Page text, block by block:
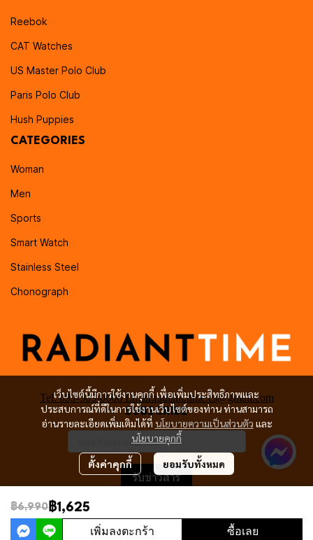
฿6,990 ฿1,625
เพิ่มลงตะกร้า ซื้อเลย
เว็บไซต์นี้มีการใช้งานคุกกี้ เพื่อเพิ่มประสิทธิภาพและ
ประสบการณ์ที่ดีในการใช้งานเว็บไซต์ของท่าน ท่านสามารถ
อ่านรายละเอียดเพิ่มเติมได้ที่ นโยบายความเป็นส่วนตัว และ
นโยบายคุกกี้
ตั้งค่าคุกกี้ ยอมรับทั้งหมด
Reebok
CAT Watches
US Master Polo Club
Paris Polo Club
Hush Puppies
CATEGORIES
Woman
Men
Sports
Smart Watch
Stainless Steel
Chonograph
Tel: 099-505-0666 Email:radiant.time.cs@gmail.com
SUBSCRIBE
รับข่าวสาร